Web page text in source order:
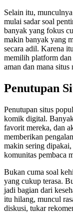
Selain itu,
mulai sadar soal
banyak yang fokus
makin banyak yang
secara adil. Karena
memilih platform dan
aman dan mana
Penutupan
Penutupan situs
komik digital.
favorit mereka, dan
memberikan
makin sering dipakai,
komunitas pembaca
Bukan cuma soal
yang cukup terasa.
jadi bagian dari
itu hilang, muncul
diskusi, tukar